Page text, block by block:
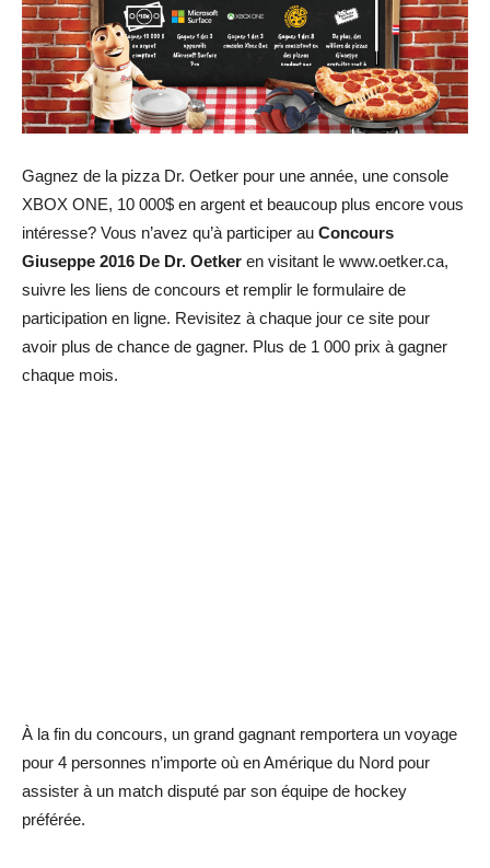
Gagnez de la pizza Dr. Oetker pour une année, une console
XBOX ONE, 10 000$ en argent et beaucoup plus encore vous
intéresse? Vous n’avez qu’à participer au Concours
Giuseppe 2016 De Dr. Oetker en visitant le www.oetker.ca,
suivre les liens de concours et remplir le formulaire de
participation en ligne. Revisitez à chaque jour ce site pour
avoir plus de chance de gagner. Plus de 1 000 prix à gagner
chaque mois.
À la fin du concours, un grand gagnant remportera un voyage
pour 4 personnes n’importe où en Amérique du Nord pour
assister à un match disputé par son équipe de hockey
préférée.